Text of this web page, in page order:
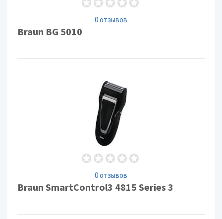
0 отзывов
Braun ВG 5010
0 отзывов
Braun SmartControl3 4815 Series 3